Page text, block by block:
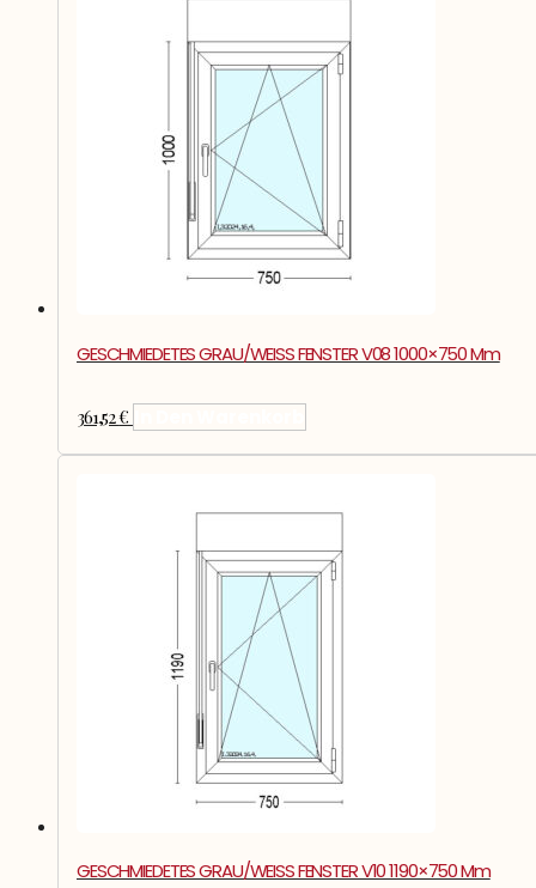
GESCHMIEDETES GRAU/WEISS FENSTER V08 1000×750 Mm
361,52€
GESCHMIEDETES GRAU/WEISS FENSTER V10 1190×750 Mm